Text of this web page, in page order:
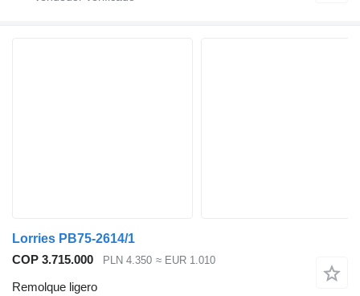
Lorries PB75-2614/1
COP 3.715.000
PLN 4.350 ≈ EUR 1.010
Remolque ligero